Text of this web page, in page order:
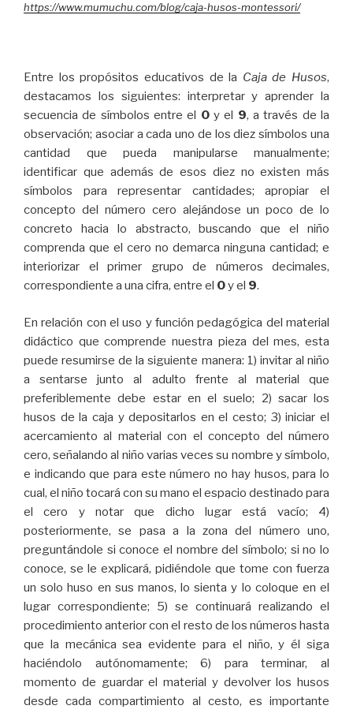
https://www.mumuchu.com/blog/caja-husos-montessori/
Entre los propósitos educativos de la Caja de Husos,
destacamos los siguientes: interpretar y aprender la
secuencia de símbolos entre el 0y el 9, a través de la
observación; asociar a cada uno de los diez símbolos una
cantidad que pueda manipularse manualmente;
identificar que además de esos diez no existen más
símbolos para representar cantidades; apropiar el
concepto del número cero alejándose un poco de lo
concreto hacia lo abstracto, buscando que el niño
comprenda que el cero no demarca ninguna cantidad; e
interiorizar el primer grupo de números decimales,
correspondiente a una cifra, entre el 0y el 9.
En relación con el uso y función pedagógica del material
didáctico que comprende nuestra pieza del mes, esta
puede resumirse de la siguiente manera: 1) invitar al niño
a sentarse junto al adulto frente al material que
preferiblemente debe estar en el suelo; 2) sacar los
husos de la caja y depositarlos en el cesto; 3) iniciar el
acercamiento al material con el concepto del número
cero, señalando al niño varias veces su nombre y símbolo,
e indicando que para este número no hay husos, para lo
cual, el niño tocará con su mano el espacio destinado para
el cero y notar que dicho lugar está vacío; 4)
posteriormente, se pasa a la zona del número uno,
preguntándole si conoce el nombre del símbolo; si no lo
conoce, se le explicará, pidiéndole que tome con fuerza
un solo huso en sus manos, lo sienta y lo coloque en el
lugar correspondiente; 5) se continuará realizando el
procedimiento anterior con el resto de los números hasta
que la mecánica sea evidente para el niño, y él siga
haciéndolo autónomamente; 6) para terminar, al
momento de guardar el material y devolver los husos
desde cada compartimiento al cesto, es importante